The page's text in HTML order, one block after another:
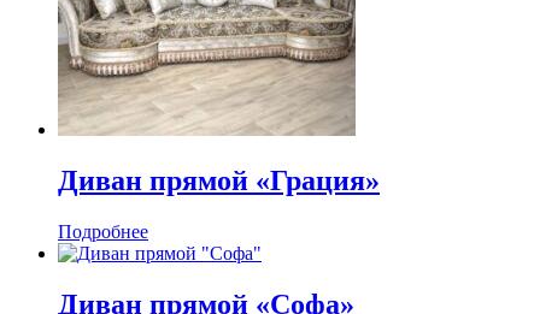
Диван прямой «Грация»
Подробнее
Диван прямой «Софа»